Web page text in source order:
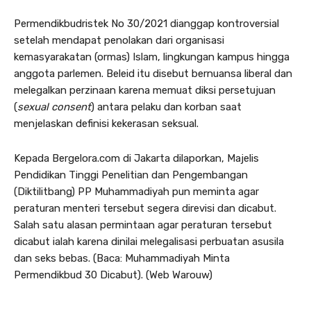
Permendikbudristek No 30/2021 dianggap kontroversial
setelah mendapat penolakan dari organisasi
kemasyarakatan (ormas) Islam, lingkungan kampus hingga
anggota parlemen. Beleid itu disebut bernuansa liberal dan
melegalkan perzinaan karena memuat diksi persetujuan
(sexual consent) antara pelaku dan korban saat
menjelaskan definisi kekerasan seksual.
Kepada Bergelora.com di Jakarta dilaporkan, Majelis
Pendidikan Tinggi Penelitian dan Pengembangan
(Diktilitbang) PP Muhammadiyah pun meminta agar
peraturan menteri tersebut segera direvisi dan dicabut.
Salah satu alasan permintaan agar peraturan tersebut
dicabut ialah karena dinilai melegalisasi perbuatan asusila
dan seks bebas. (Baca: Muhammadiyah Minta
Permendikbud 30 Dicabut). (Web Warouw)